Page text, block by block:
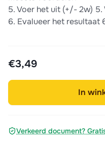
5. Voer het uit (+/- 2w) 5.
6. Evalueer het resultaat
€3,49
In
Verkeerd document?